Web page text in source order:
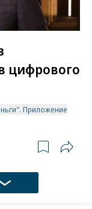
цифрового
Приложение